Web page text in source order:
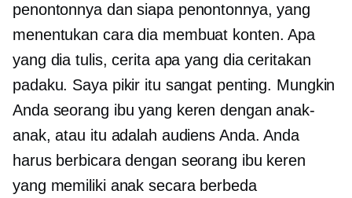
penontonnya dan siapa penontonnya, yang
menentukan cara dia membuat konten. Apa
yang dia tulis, cerita apa yang dia ceritakan
padaku. Saya pikir itu sangat penting. Mungkin
Anda seorang ibu yang keren dengan anak-
anak, atau itu adalah audiens Anda. Anda
harus berbicara dengan seorang ibu keren
yang memiliki anak secara berbeda